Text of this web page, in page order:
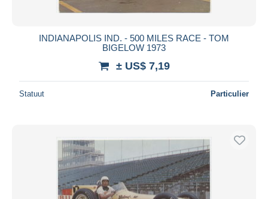
INDIANAPOLIS IND. - 500 MILES RACE - TOM
BIGELOW 1973
± US$ 7,19
Statuut Particulier